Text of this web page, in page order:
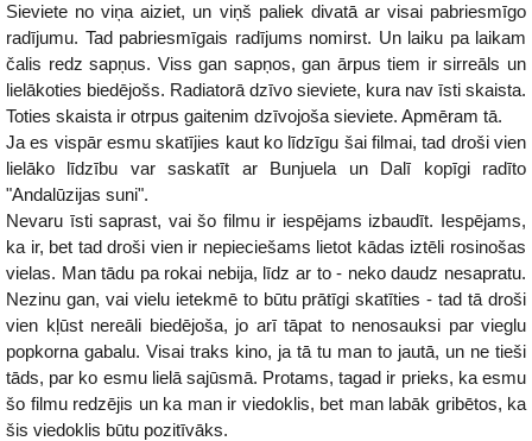
Sieviete no viņa aiziet, un viņš paliek divatā ar visai pabriesmīgo
radījumu. Tad pabriesmīgais radījums nomirst. Un laiku pa laikam
čalis redz sapņus. Viss gan sapņos, gan ārpus tiem ir sirreāls un
lielākoties biedējošs. Radiatorā dzīvo sieviete, kura nav īsti skaista.
Toties skaista ir otrpus gaitenim dzīvojoša sieviete. Apmēram tā.
Ja es vispār esmu skatījies kaut ko līdzīgu šai filmai, tad droši vien
lielāko līdzību var saskatīt ar Bunjuela un Dalī kopīgi radīto
"Andalūzijas suni".
Nevaru īsti saprast, vai šo filmu ir iespējams izbaudīt. Iespējams,
ka ir, bet tad droši vien ir nepieciešams lietot kādas iztēli rosinošas
vielas. Man tādu pa rokai nebija, līdz ar to - neko daudz nesapratu.
Nezinu gan, vai vielu ietekmē to būtu prātīgi skatīties - tad tā droši
vien kļūst nereāli biedējoša, jo arī tāpat to nenosauksi par vieglu
popkorna gabalu. Visai traks kino, ja tā tu man to jautā, un ne tieši
tāds, par ko esmu lielā sajūsmā. Protams, tagad ir prieks, ka esmu
šo filmu redzējis un ka man ir viedoklis, bet man labāk gribētos, ka
šis viedoklis būtu pozitīvāks.